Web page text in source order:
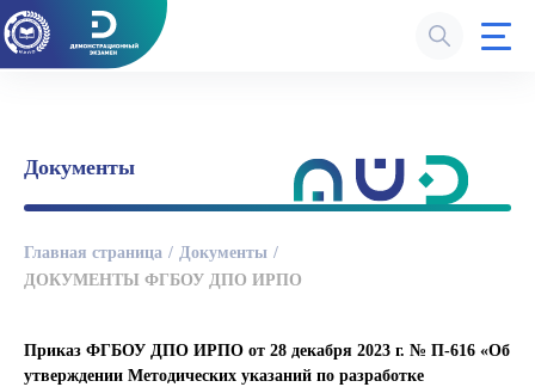
Документы
Главная страница
Документы
ДОКУМЕНТЫ ФГБОУ ДПО ИРПО
Приказ ФГБОУ ДПО ИРПО от 28 декабря 2023 г. № П-616 «Об
утверждении Методических указаний по разработке